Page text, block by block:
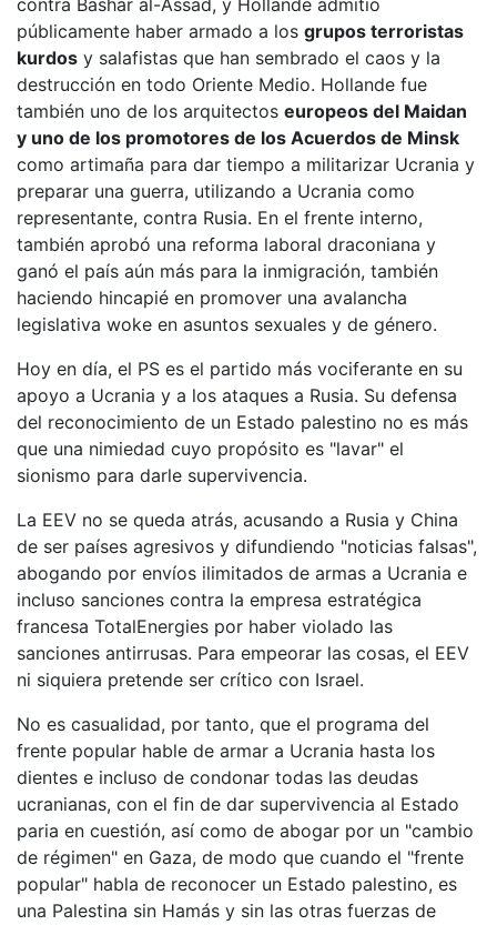
contra Bashar al-Assad, y Hollande admitió
públicamente haber armado a los grupos terroristas
kurdos y salafistas que han sembrado el caos y la
destrucción en todo Oriente Medio. Hollande fue
también uno de los arquitectos europeos del Maidan
y uno de los promotores de los Acuerdos de Minsk
como artimaña para dar tiempo a militarizar Ucrania y
preparar una guerra, utilizando a Ucrania como
representante, contra Rusia. En el frente interno,
también aprobó una reforma laboral draconiana y
ganó el país aún más para la inmigración, también
haciendo hincapié en promover una avalancha
legislativa woke en asuntos sexuales y de género.
Hoy en día, el PS es el partido más vociferante en su
apoyo a Ucrania y a los ataques a Rusia. Su defensa
del reconocimiento de un Estado palestino no es más
que una nimiedad cuyo propósito es "lavar" el
sionismo para darle supervivencia.
La EEV no se queda atrás, acusando a Rusia y China
de ser países agresivos y difundiendo "noticias falsas",
abogando por envíos ilimitados de armas a Ucrania e
incluso sanciones contra la empresa estratégica
francesa TotalEnergies por haber violado las
sanciones antirrusas. Para empeorar las cosas, el EEV
ni siquiera pretende ser crítico con Israel.
No es casualidad, por tanto, que el programa del
frente popular hable de armar a Ucrania hasta los
dientes e incluso de condonar todas las deudas
ucranianas, con el fin de dar supervivencia al Estado
paria en cuestión, así como de abogar por un "cambio
de régimen" en Gaza, de modo que cuando el "frente
popular" habla de reconocer un Estado palestino, es
una Palestina sin Hamás y sin las otras fuerzas de